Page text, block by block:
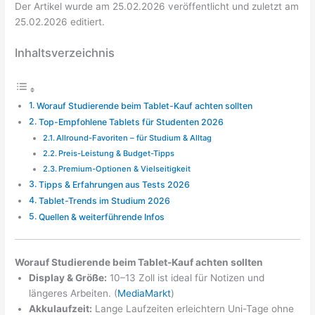
Der Artikel wurde am 25.02.2026 veröffentlicht und zuletzt am
25.02.2026 editiert.
Inhaltsverzeichnis
Worauf Studierende beim Tablet-Kauf achten sollten
Top-Empfohlene Tablets für Studenten 2026
Allround-Favoriten – für Studium & Alltag
Preis-Leistung & Budget-Tipps
Premium-Optionen & Vielseitigkeit
Tipps & Erfahrungen aus Tests 2026
Tablet-Trends im Studium 2026
Quellen & weiterführende Infos
Worauf Studierende beim Tablet-Kauf achten sollten
Display & Größe: 10–13 Zoll ist ideal für Notizen und
längeres Arbeiten. (MediaMarkt)
Akkulaufzeit: Lange Laufzeiten erleichtern Uni-Tage ohne